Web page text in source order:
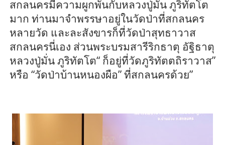
สกลนครมีความผูกพันกับหลวงปู่มั่น ภูริทัตโต
มาก ท่านมาจำพรรษาอยู่ในวัดป่าที่สกลนคร
หลายวัด และละสังขารก็ที่วัดป่าสุทธาวาส
สกลนครนี่เอง ส่วนพระบรมสารีริกธาตุ อัฐิธาตุ
หลวงปู่มั่น ภูริทัตโต“ ก็อยู่ที่วัดภูริทัตตถิราวาส”
หรือ “วัดป่าบ้านหนองผือ” ที่สกลนครด้วย”